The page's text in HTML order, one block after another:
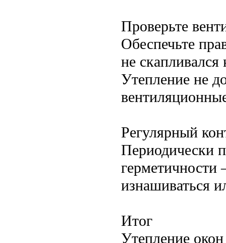
Проверьте
Обеспечьте
не скапливался
Утепление не
Регулярный
Периодически
изнашиваться
Итог
Утепление